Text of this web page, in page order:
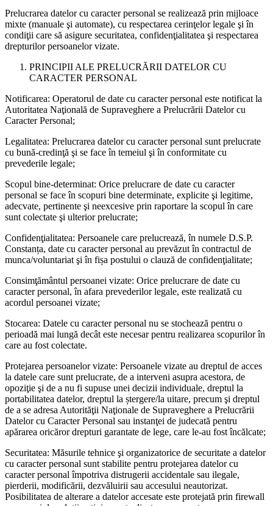
Prelucrarea datelor cu caracter personal se realizează prin mijloace
mixte (manuale şi automate), cu respectarea cerinţelor legale şi în
condiţii care să asigure securitatea, confidenţialitatea şi respectarea
drepturilor persoanelor vizate.
PRINCIPII ALE PRELUCRĂRII DATELOR CU
CARACTER PERSONAL
Notificarea: Operatorul de date cu caracter personal este notificat la
Autoritatea Naţională de Supraveghere a Prelucrării Datelor cu
Caracter Personal;
Legalitatea: Prelucrarea datelor cu caracter personal sunt prelucrate
cu bună-credinţă şi se face în temeiul şi în conformitate cu
prevederile legale;
Scopul bine-determinat: Orice prelucrare de date cu caracter
personal se face în scopuri bine determinate, explicite şi legitime,
adecvate, pertinente şi neexcesive prin raportare la scopul în care
sunt colectate şi ulterior prelucrate;
Confidenţialitatea: Persoanele care prelucrează, în numele D.S.P.
Constanța, date cu caracter personal au prevăzut în contractul de
munca/voluntariat şi în fișa postului o clauză de confidenţialitate;
Consimţământul persoanei vizate: Orice prelucrare de date cu
caracter personal, în afara prevederilor legale, este realizată cu
acordul persoanei vizate;
Stocarea: Datele cu caracter personal nu se stochează pentru o
perioadă mai lungă decât este necesar pentru realizarea scopurilor în
care au fost colectate.
Protejarea persoanelor vizate: Persoanele vizate au dreptul de acces
la datele care sunt prelucrate, de a interveni asupra acestora, de
opoziţie şi de a nu fi supuse unei decizii individuale, dreptul la
portabilitatea datelor, dreptul la ștergere/la uitare, precum şi dreptul
de a se adresa Autorităţii Naţionale de Supraveghere a Prelucrării
Datelor cu Caracter Personal sau instanţei de judecată pentru
apărarea oricăror drepturi garantate de lege, care le-au fost încălcate;
Securitatea: Măsurile tehnice şi organizatorice de securitate a datelor
cu caracter personal sunt stabilite pentru protejarea datelor cu
caracter personal împotriva distrugerii accidentale sau ilegale,
pierderii, modificării, dezvăluirii sau accesului neautorizat.
Posibilitatea de alterare a datelor accesate este protejată prin firewall